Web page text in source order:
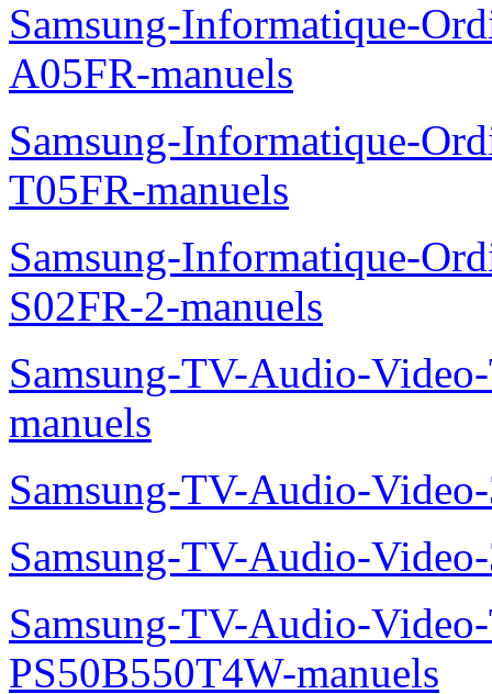
Samsung-Informatique-
A05FR-manuels
Samsung-Informatique-
T05FR-manuels
Samsung-Informatique-
S02FR-2-manuels
Samsung-TV-Audio-
manuels
Samsung-TV-Audio-
Samsung-TV-Audio-
Samsung-TV-Audio-
PS50B550T4W-manuels